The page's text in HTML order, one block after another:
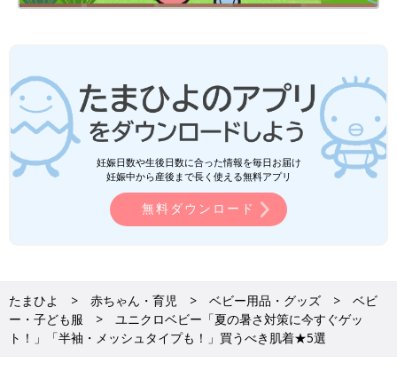
妊娠日数や生後日数に合った情報を毎日お届け
妊娠中から産後まで長く使える無料アプリ
無料ダウンロード
たまひよ 赤ちゃん・育児 ベビー用品・グッズ
ベビ
ー・子ども服
ユニクロベビー「夏の暑さ対策に今すぐゲッ
ト！」「半袖・メッシュタイプも！」買うべき肌着★5選